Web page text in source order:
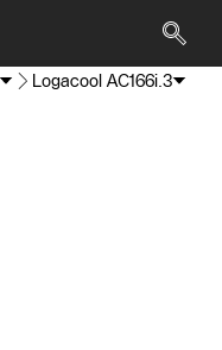
Logacool AC166i.3